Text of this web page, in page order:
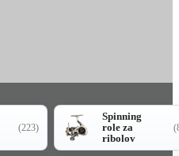
(223)
Spinning
role za
ribolov